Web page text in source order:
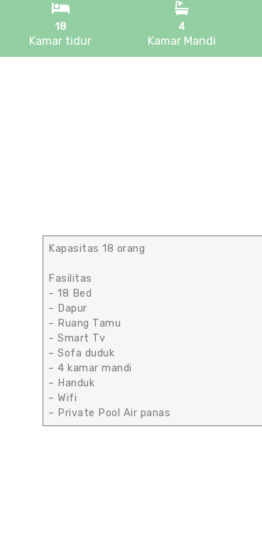
18
Kamar tidur
4
Kamar Mandi
Kapasitas 18 orang
Fasilitas
– 18 Bed
– Dapur
– Ruang Tamu
– Smart Tv
– Sofa duduk
– 4 kamar mandi
– Handuk
– Wifi
– Private Pool Air panas